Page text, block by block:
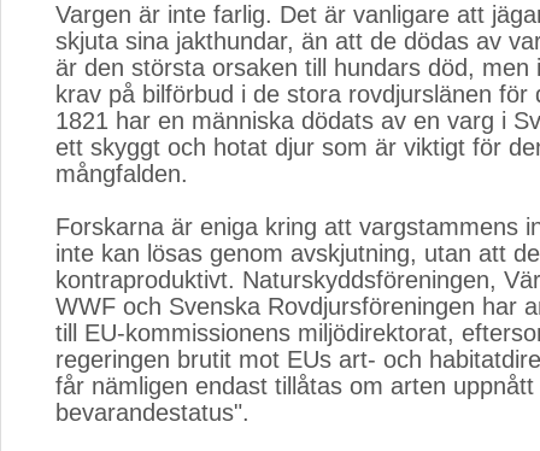
Vargen är inte farlig. Det är vanligare att
skjuta sina jakthundar, än att de dödas av
är den största orsaken till hundars död, men
krav på bilförbud i de stora rovdjurslänen för
1821 har en människa dödats av en varg i
ett skyggt och hotat djur som är viktigt för
mångfalden.
Forskarna är eniga kring att vargstammens
inte kan lösas genom avskjutning, utan att
kontraproduktivt. Naturskyddsföreningen,
WWF och Svenska Rovdjursföreningen har
till EU-kommissionens miljödirektorat,
regeringen brutit mot EUs art- och
får nämligen endast tillåtas om arten
bevarandestatus".